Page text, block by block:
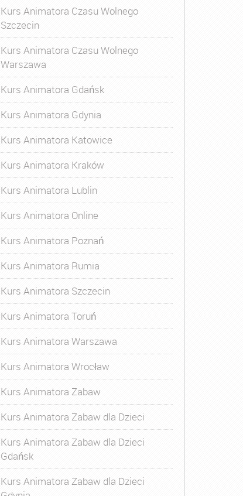
Kurs Animatora Czasu Wolnego
Szczecin
Kurs Animatora Czasu Wolnego
Warszawa
Kurs Animatora Gdańsk
Kurs Animatora Gdynia
Kurs Animatora Katowice
Kurs Animatora Kraków
Kurs Animatora Lublin
Kurs Animatora Online
Kurs Animatora Poznań
Kurs Animatora Rumia
Kurs Animatora Szczecin
Kurs Animatora Toruń
Kurs Animatora Warszawa
Kurs Animatora Wrocław
Kurs Animatora Zabaw
Kurs Animatora Zabaw dla Dzieci
Kurs Animatora Zabaw dla Dzieci
Gdańsk
Kurs Animatora Zabaw dla Dzieci